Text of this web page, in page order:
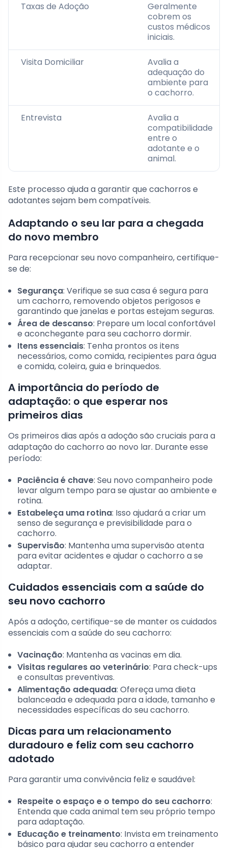
Taxas de Adoção
Geralmente
cobrem os
custos médicos
iniciais.
Visita Domiciliar
Avalia a
adequação do
ambiente para
o cachorro.
Entrevista
Avalia a
compatibilidade
entre o
adotante e o
animal.
Este processo ajuda a garantir que cachorros e
adotantes sejam bem compatíveis.
Adaptando o seu lar para a chegada
do novo membro
Para recepcionar seu novo companheiro, certifique-
se de:
Segurança: Verifique se sua casa é segura para
um cachorro, removendo objetos perigosos e
garantindo que janelas e portas estejam seguras.
Área de descanso: Prepare um local confortável
e aconchegante para seu cachorro dormir.
Itens essenciais: Tenha prontos os itens
necessários, como comida, recipientes para água
e comida, coleira, guia e brinquedos.
A importância do período de
adaptação: o que esperar nos
primeiros dias
Os primeiros dias após a adoção são cruciais para a
adaptação do cachorro ao novo lar. Durante esse
período:
Paciência é chave: Seu novo companheiro pode
levar algum tempo para se ajustar ao ambiente e
rotina.
Estabeleça uma rotina: Isso ajudará a criar um
senso de segurança e previsibilidade para o
cachorro.
Supervisão: Mantenha uma supervisão atenta
para evitar acidentes e ajudar o cachorro a se
adaptar.
Cuidados essenciais com a saúde do
seu novo cachorro
Após a adoção, certifique-se de manter os cuidados
essenciais com a saúde do seu cachorro:
Vacinação: Mantenha as vacinas em dia.
Visitas regulares ao veterinário: Para check-ups
e consultas preventivas.
Alimentação adequada: Ofereça uma dieta
balanceada e adequada para a idade, tamanho e
necessidades específicas do seu cachorro.
Dicas para um relacionamento
duradouro e feliz com seu cachorro
adotado
Para garantir uma convivência feliz e saudável:
Respeite o espaço e o tempo do seu cachorro:
Entenda que cada animal tem seu próprio tempo
para adaptação.
Educação e treinamento: Invista em treinamento
básico para ajudar seu cachorro a entender